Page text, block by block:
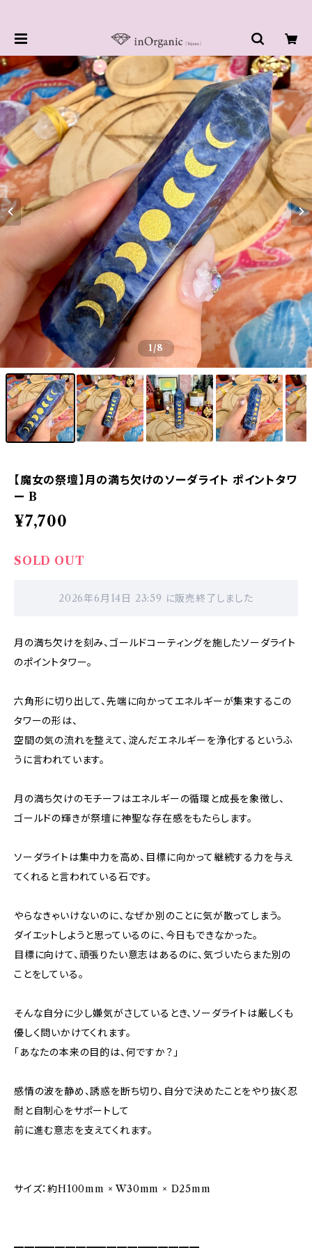
1/8
【魔女の祭壇】月の満ち欠けのソーダライト ポイントタワ
ー B
¥7,700
SOLD OUT
2026年6月14日 23:59 に販売終了しました
月の満ち欠けを刻み、ゴールドコーティングを施したソーダライト
のポイントタワー。
六角形に切り出して、先端に向かってエネルギーが集束するこの
タワーの形は、
空間の気の流れを整えて、淀んだエネルギーを浄化するというふ
うに言われています。
月の満ち欠けのモチーフはエネルギーの循環と成長を象徴し、
ゴールドの輝きが祭壇に神聖な存在感をもたらします。
ソーダライトは集中力を高め、目標に向かって継続する力を与え
てくれると言われている石です。
やらなきゃいけないのに、なぜか別のことに気が散ってしまう。
ダイエットしようと思っているのに、今日もできなかった。
目標に向けて、頑張りたい意志はあるのに、気づいたらまた別の
ことをしている。
そんな自分に少し嫌気がさしているとき、ソーダライトは厳しくも
優しく問いかけてくれます。
「あなたの本来の目的は、何ですか？」
感情の波を静め、誘惑を断ち切り、自分で決めたことをやり抜く忍
耐と自制心をサポートして
前に進む意志を支えてくれます。
サイズ：約H100mm × W30mm × D25mm